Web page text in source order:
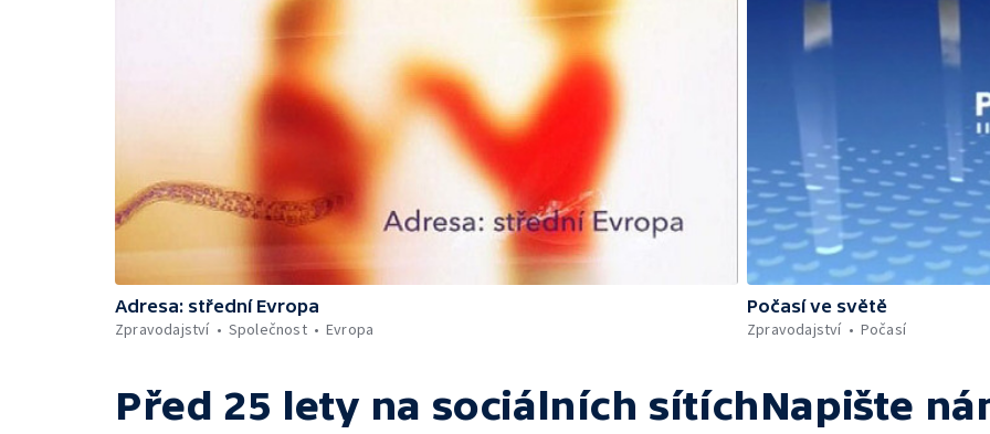
Adresa: střední Evropa
Zpravodajství
Společnost Evropa
Počasí ve světě
Zpravodajství
Počasí
Před 25 lety na sociálních sítíchNapište